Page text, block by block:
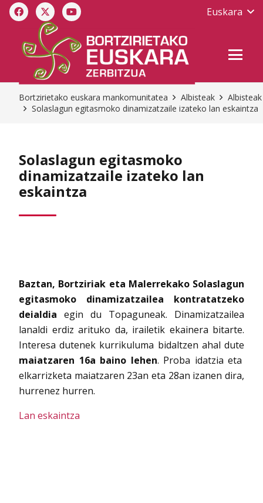
Euskara
Bortzirietako euskara mankomunitatea Albisteak
Albisteak
Solaslagun egitasmoko dinamizatzaile izateko lan eskaintza
Solaslagun egitasmoko
dinamizatzaile izateko lan
eskaintza
Baztan, Bortziriak eta Malerrekako Solaslagun
egitasmoko dinamizatzailea kontratatzeko
deialdia egin du Topaguneak. Dinamizatzailea
lanaldi erdiz arituko da, irailetik ekainera bitarte.
Interesa dutenek kurrikuluma bidaltzen ahal dute
maiatzaren 16a baino lehen. Proba idatzia eta
elkarrizketa maiatzaren 23an eta 28an izanen dira,
hurrenez hurren.
Lan eskaintza